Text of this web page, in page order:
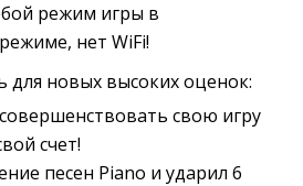
режим игры в
нет WiFi!
для новых высоких оценок:
свою игру
счет!
песен Piano и ударил 6